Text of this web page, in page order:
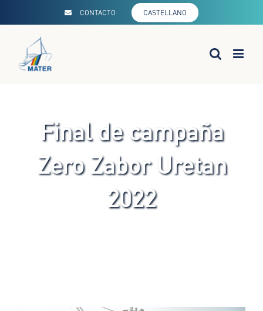
contenido
CONTACTO CASTELLANO
Final de campaña
Zero Zabor Uretan
2022